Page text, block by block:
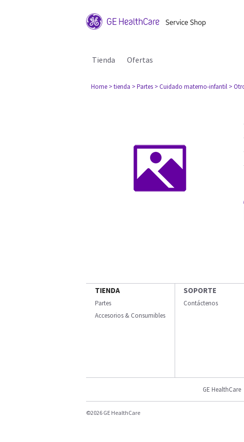
Tienda Ofertas
Home > tienda > Partes > Cuidado materno-infantil >
TIENDA
Partes
Accesorios & Consumibles
SOPORTE
Contáctenos
GE HealthCare
©2026 GE HealthCare